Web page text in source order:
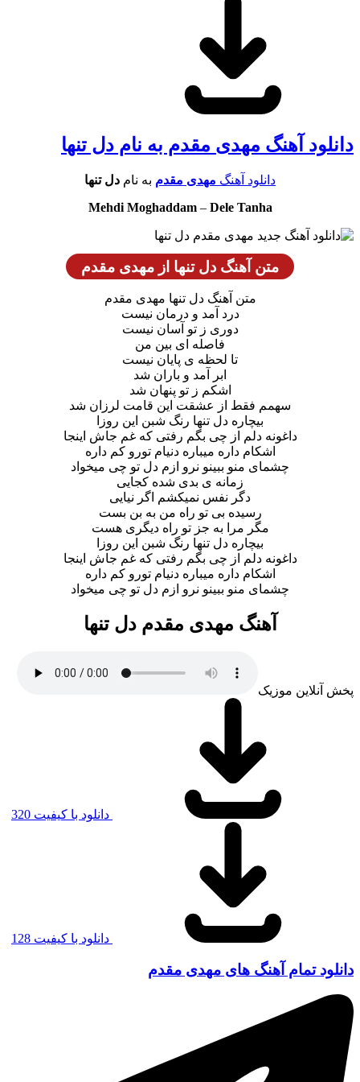
دانلود آهنگ مهدی مقدم به نام دل تنها
دانلود آهنگ مهدی مقدم به نام دل تنها
Mehdi Moghaddam– Dele Tanha
متن آهنگ دل تنها از مهدی مقدم
متن آهنگ دل تنها مهدی مقدم
درد آمد و درمان نیست
دوری ز تو آسان نیست
فاصله ای بین من
تا لحظه ی پایان نیست
ابر آمد و باران شد
اشکم ز تو پنهان شد
سهمم فقط از عشقت این قامت لرزان شد
بیچاره دل تنها رنگ شبن این روزا
داغونه دلم از چی بگم رفتی که غم جاش اینجا
اشکام داره میباره دنیام تورو کم داره
چشمای منو ببینو نرو ازم دل تو چی میخواد
زمانه ی بدی شده کجایی
دگر نفس نمیکشم اگر نیایی
رسیده بی تو راه من به بن بست
مگر مرا به جز تو راه دیگری هست
بیچاره دل تنها رنگ شبن این روزا
داغونه دلم از چی بگم رفتی که غم جاش اینجا
اشکام داره میباره دنیام تورو کم داره
چشمای منو ببینو نرو ازم دل تو چی میخواد
آهنگ مهدی مقدم دل تنها
پخش آنلاین موزیک
دانلود با کیفیت 320
دانلود با کیفیت 128
دانلود تمام آهنگ های مهدی مقدم